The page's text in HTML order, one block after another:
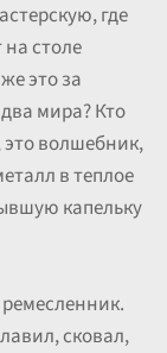
где
столе
это за
мира? Кто
волшебник,
в теплое
капельку
сковал,